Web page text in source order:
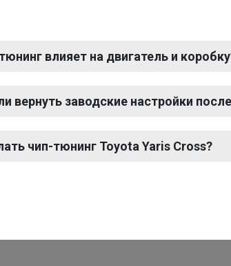
влияет на двигатель и
вернуть заводские настройки
чип-тюнинг Toyota Yaris Cross?